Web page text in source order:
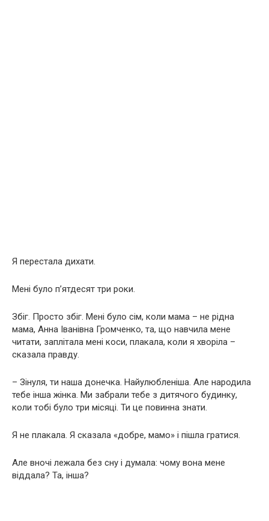
Я перестала дихати.
Мені було п’ятдесят три роки.
Збіг. Просто збіг. Мені було сім, коли мама – не рідна
мама, Анна Іванівна Громченко, та, що навчила мене
читати, заплітала мені коси, плакала, коли я хворіла –
сказала правду.
– Зінуля, ти наша донечка. Найулюбленіша. Але народила
тебе інша жінка. Ми забрали тебе з дитячого будинку,
коли тобі було три місяці. Ти це повинна знати.
Я не плакала. Я сказала «добре, мамо» і пішла гратися.
Але вночі лежала без сну і думала: чому вона мене
віддала? Та, інша?